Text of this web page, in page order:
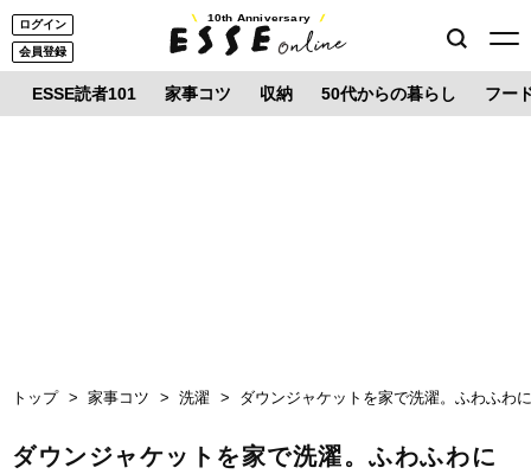
ログイン
会員登録
10th Anniversary
ESSE読者101 家事コツ 収納 50代からの暮らし フー
トップ 家事コツ 洗濯 ダウンジャケットを家で洗濯。ふわふわ
ダウンジャケットを家で洗濯。ふわふわに